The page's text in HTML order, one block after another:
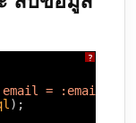
?
email = :email
);